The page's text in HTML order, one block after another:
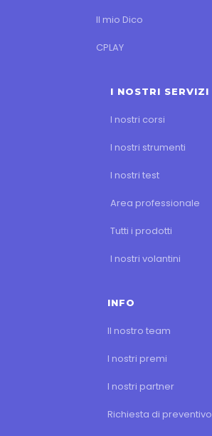
Il mio Dico
CPLAY
I NOSTRI SERVIZI
I nostri corsi
I nostri strumenti
I nostri test
Area professionale
Tutti i prodotti
I nostri volantini
INFO
Il nostro team
I nostri premi
I nostri partner
Richiesta di preventivo